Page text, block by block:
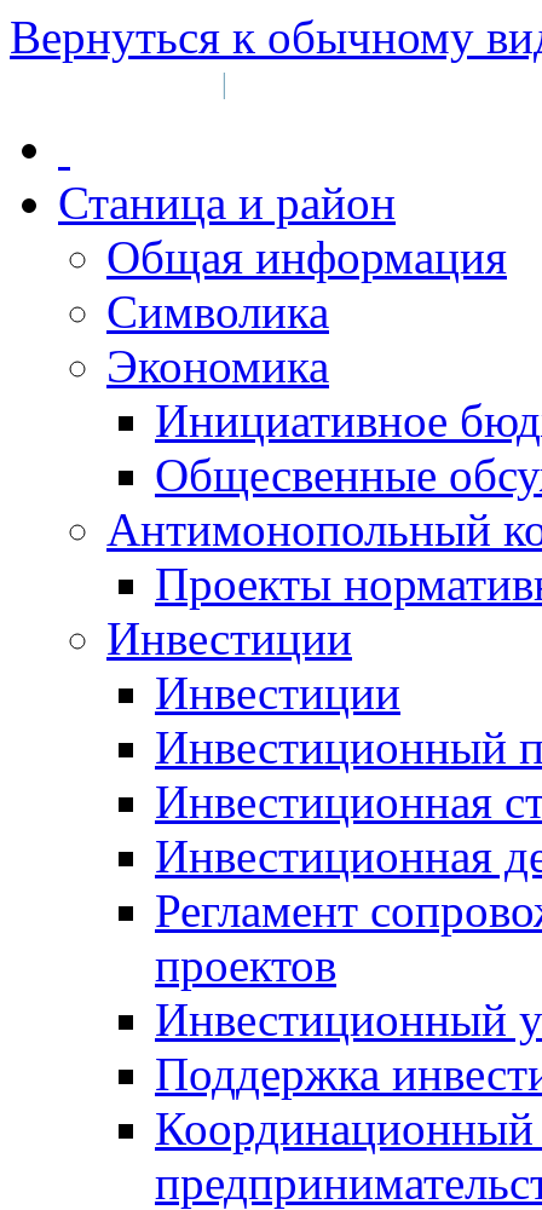
Вернуться к обычному
|
Станица и район
Общая информация
Символика
Экономика
Инициативное
Общесвенные
Антимонопольный
Проекты
Инвестиции
Инвестиции
Инвестиционный
Инвестиционная
Инвестиционная
Регламент
проектов
Инвестиционный
Поддержка
Координационный